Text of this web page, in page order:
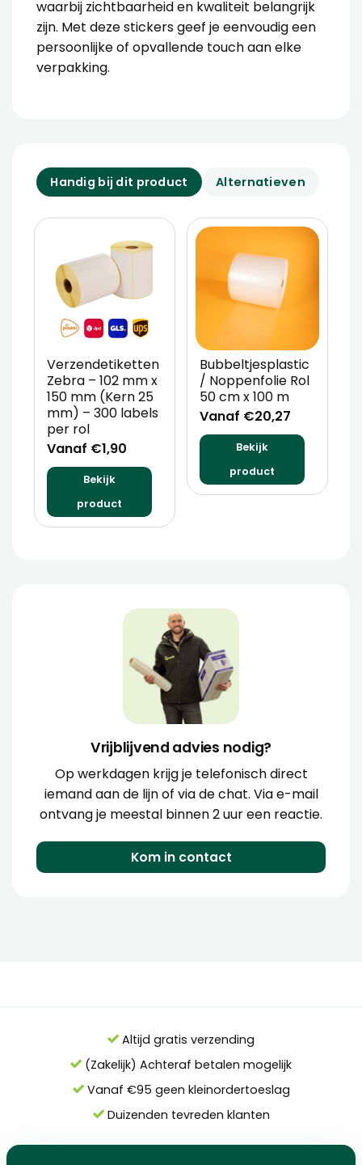
waarbij zichtbaarheid en kwaliteit belangrijk
zijn. Met deze stickers geef je eenvoudig een
persoonlijke of opvallende touch aan elke
verpakking.
Handig bij dit product Alternatieven
Verzendetiketten
Zebra – 102 mm x
150 mm (Kern 25
mm) – 300 labels
per rol
Vanaf €1,90
Bekijk
product
Bubbeltjesplastic
/ Noppenfolie Rol
50 cm x 100 m
Vanaf €20,27
Bekijk
product
Vrijblijvend advies nodig?
Op werkdagen krijg je telefonisch direct
iemand aan de lijn of via de chat. Via e-mail
ontvang je meestal binnen 2 uur een reactie.
Kom in contact
Altijd gratis verzending
(Zakelijk) Achteraf betalen mogelijk
Vanaf €95 geen kleinordertoeslag
Duizenden tevreden klanten